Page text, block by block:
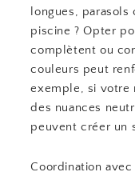
longues,
piscine ? Opter
complètent ou
couleurs peut
exemple, si votre
des nuances
peuvent créer un
Coordination